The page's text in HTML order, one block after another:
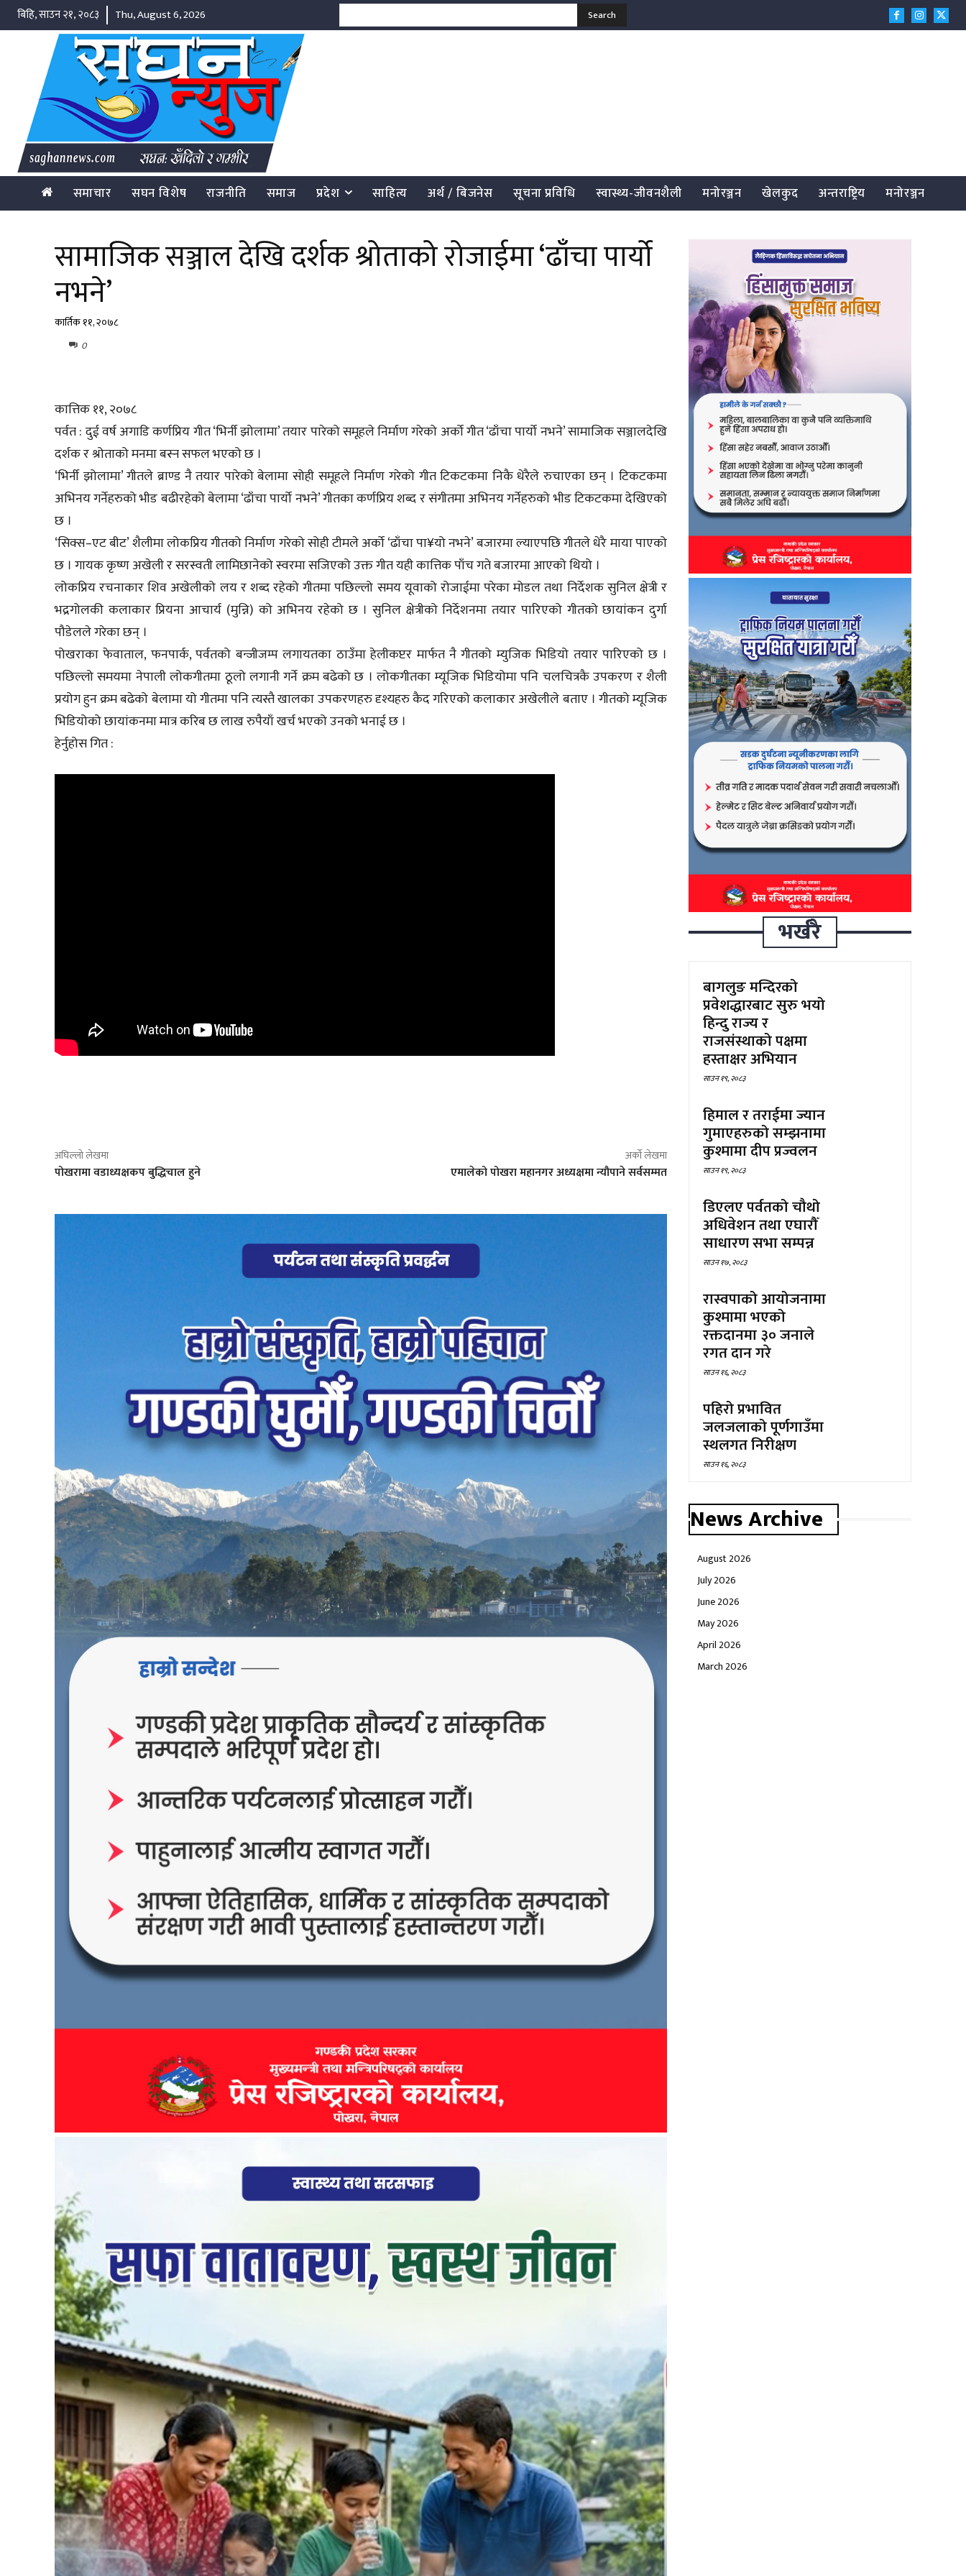
बिहि, साउन २१, २०८३ Thu, August 6, 2026 Search
समाचार सघन विशेष राजनीति समाज प्रदेश साहित्य अर्थ / बिजनेस सूचना प्रविधि स्वास्थ्य-जीवनशैली मनोरञ्जन खेलकुद अन्तराष्ट्रिय मनोरञ्जन
सामाजिक सञ्जाल देखि दर्शक श्रोताको रोजाईमा ‘ढाँचा पार्यो
नभने’
कार्तिक ११, २०७८
0
कात्तिक ११, २०७८
पर्वत : दुई वर्ष अगाडि कर्णप्रिय गीत ‘भिर्नी झोलामा’ तयार पारेको समूहले निर्माण गरेको अर्को गीत ‘ढाँचा पार्यो नभने’ सामाजिक सञ्जालदेखि
दर्शक र श्रोताको मनमा बस्न सफल भएको छ ।
‘भिर्नी झोलामा’ गीतले ब्राण्ड नै तयार पारेको बेलामा सोही समूहले निर्माण गरेको गीत टिकटकमा निकै धेरैले रुचाएका छन् । टिकटकमा
अभिनय गर्नेहरुको भीड बढीरहेको बेलामा ‘ढाँचा पार्यो नभने’ गीतका कर्णप्रिय शब्द र संगीतमा अभिनय गर्नेहरुको भीड टिकटकमा देखिएको
छ ।
‘सिक्स–एट बीट’ शैलीमा लोकप्रिय गीतको निर्माण गरेको सोही टीमले अर्को ‘ढाँचा पा¥यो नभने’ बजारमा ल्याएपछि गीतले धेरै माया पाएको
छ । गायक कृष्ण अखेली र सरस्वती लामिछानेको स्वरमा सजिएको उक्त गीत यही कात्तिक पाँच गते बजारमा आएको थियो ।
लोकप्रिय रचनाकार शिव अखेलीको लय र शब्द रहेको गीतमा पछिल्लो समय यूवाको रोजाईमा परेका मोडल तथा निर्देशक सुनिल क्षेत्री र
भद्रगोलकी कलाकार प्रियना आचार्य (मुन्नि) को अभिनय रहेको छ । सुनिल क्षेत्रीको निर्देशनमा तयार पारिएको गीतको छायांकन दुर्गा
पौडेलले गरेका छन् ।
पोखराका फेवाताल, फनपार्क, पर्वतको बन्जीजम्प लगायतका ठाउँमा हेलीकप्टर मार्फत नै गीतको म्युजिक भिडियो तयार पारिएको छ ।
पछिल्लो समयमा नेपाली लोकगीतमा ठूलो लगानी गर्ने क्रम बढेको छ । लोकगीतका म्यूजिक भिडियोमा पनि चलचित्रकै उपकरण र शैली
प्रयोग हुन क्रम बढेको बेलामा यो गीतमा पनि त्यस्तै खालका उपकरणहरु दृश्यहरु कैद गरिएको कलाकार अखेलीले बताए । गीतको म्यूजिक
भिडियोको छायांकनमा मात्र करिब छ लाख रुपैयाँ खर्च भएको उनको भनाई छ ।
हेर्नुहोस गित :
अघिल्लो लेखमा
पोखरामा वडाध्यक्षकप बुद्धिचाल हुने
अर्को लेखमा
एमालेको पोखरा महानगर अध्यक्षमा न्यौपाने सर्वसम्मत
भर्खरै
बागलुङ मन्दिरको
प्रवेशद्धारबाट सुरु भयो
हिन्दु राज्य र
राजसंस्थाको पक्षमा
हस्ताक्षर अभियान
साउन १९, २०८३
हिमाल र तराईमा ज्यान
गुमाएहरुको सम्झनामा
कुश्मामा दीप प्रज्वलन
साउन १९, २०८३
डिएलए पर्वतको चौथो
अधिवेशन तथा एघारौँ
साधारण सभा सम्पन्न
साउन १७, २०८३
रास्वपाको आयोजनामा
कुश्मामा भएको
रक्तदानमा ३० जनाले
रगत दान गरे
साउन १६, २०८३
पहिरो प्रभावित
जलजलाको पूर्णगाउँमा
स्थलगत निरीक्षण
साउन १६, २०८३
News Archive
August 2026
July 2026
June 2026
May 2026
April 2026
March 2026